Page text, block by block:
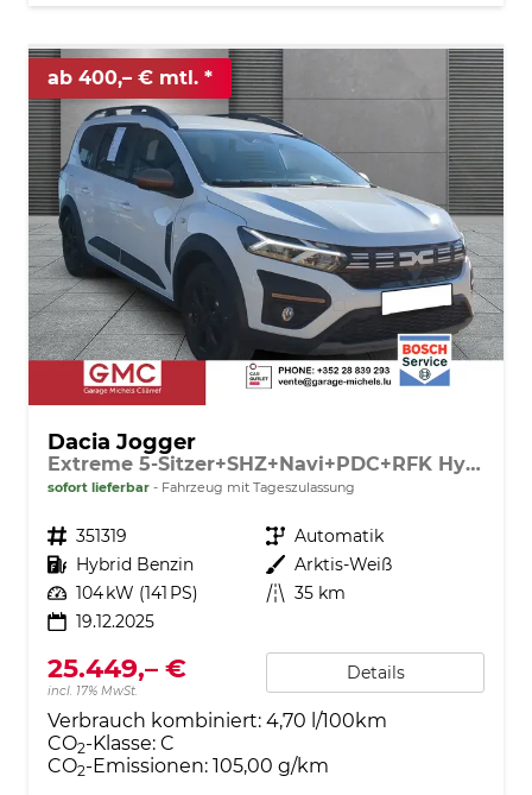
ab 400,– € mtl.
Dacia Jogger
Extreme 5-Sitzer+SHZ+Navi+PDC+RFK Hybrid 140
sofort lieferbar Fahrzeug mit Tageszulassung
Fahrzeugnr. 351319 Getriebe Automatik
Kraftstoff Hybrid Benzin Außenfarbe Arktis-Weiß
Leistung 104 kW (141 PS) Kilometerstand 35 km
19.12.2025
25.449,– €
incl. 17% MwSt.
Details
Verbrauch kombiniert: 4,70 l/100km
CO2-Klasse: C
CO2-Emissionen: 105,00 g/km